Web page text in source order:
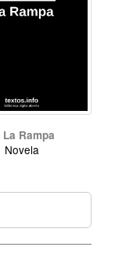
La Rampa
Novela